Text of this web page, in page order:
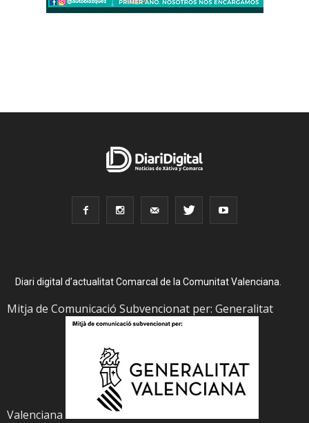
Diari digital d’actualitat Comarcal de la Comunitat Valenciana.
Mitja de Comunicació Subvencionat per: Generalitat
Valenciana